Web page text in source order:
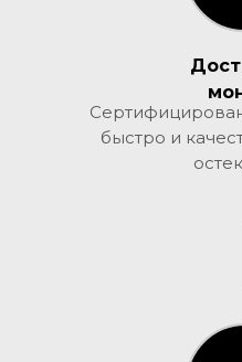
быстро и